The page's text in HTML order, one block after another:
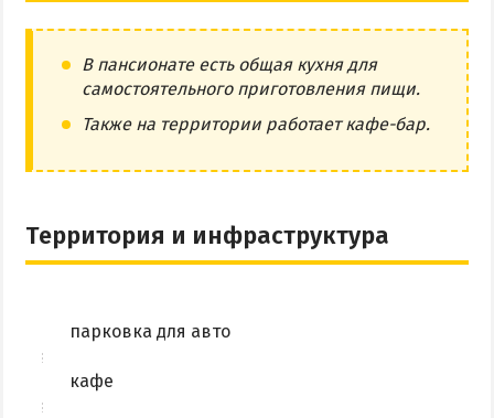
В пансионате есть общая кухня для
самостоятельного приготовления пищи.
Также на территории работает кафе-бар.
Территория и инфраструктура
парковка для авто
кафе